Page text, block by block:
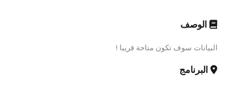
الوصف
البيانات سوف تكون متاحة قريبا !
البرنامج